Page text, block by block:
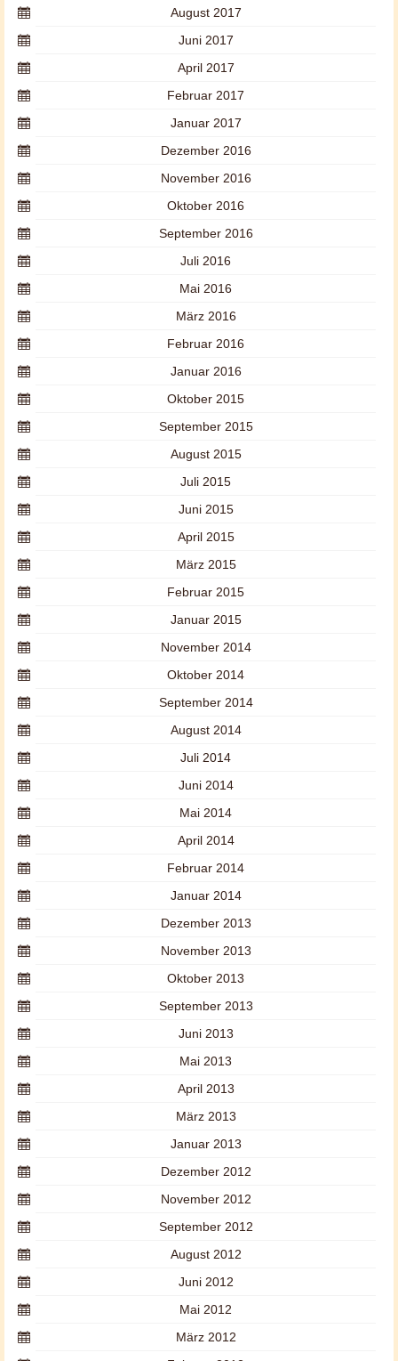
August 2017
Juni 2017
April 2017
Februar 2017
Januar 2017
Dezember 2016
November 2016
Oktober 2016
September 2016
Juli 2016
Mai 2016
März 2016
Februar 2016
Januar 2016
Oktober 2015
September 2015
August 2015
Juli 2015
Juni 2015
April 2015
März 2015
Februar 2015
Januar 2015
November 2014
Oktober 2014
September 2014
August 2014
Juli 2014
Juni 2014
Mai 2014
April 2014
Februar 2014
Januar 2014
Dezember 2013
November 2013
Oktober 2013
September 2013
Juni 2013
Mai 2013
April 2013
März 2013
Januar 2013
Dezember 2012
November 2012
September 2012
August 2012
Juni 2012
Mai 2012
März 2012